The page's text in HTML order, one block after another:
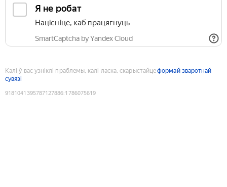
Я не робат
Націсніце, каб працягнуць
SmartCaptcha by Yandex Cloud
Калі ў вас узніклі праблемы, калі ласка, скарыстайцеформай зваротнай
сувязі
9181041395787127886:1786075619